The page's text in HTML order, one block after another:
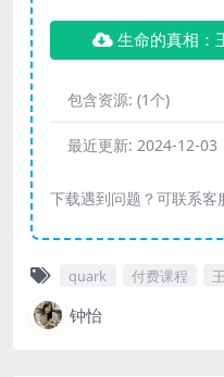
生命的真相：
包含资源: (1个)
最近更新: 2024-12-03
下载遇到问题？可联系客
quark 付费课程
钟怡